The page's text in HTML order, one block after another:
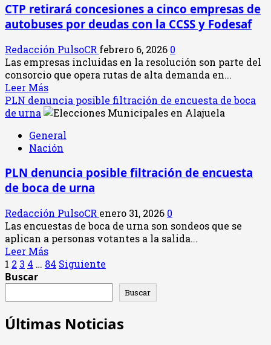
le
hablo”:
Cisneros
marca
distancia
con
José
Miguel
CTP retirará concesiones a cinco empresas de
autobuses por deudas con la CCSS y Fodesaf
Redacción PulsoCR febrero 6, 2026 0
Las empresas incluidas en la resolución son parte del
consorcio que opera rutas de alta demanda en...
Leer MásLeer
más
acerca
CTP
retirará
a
cinco
de
autobuses
por
deudas
con
y
PLN denuncia posible filtración de encuesta de boca
de urna
General
Nación
PLN denuncia posible filtración de encuesta
de boca de urna
Redacción PulsoCR enero 31, 2026 0
Las encuestas de boca de urna son sondeos que se
aplican a personas votantes a la salida...
Leer MásLeer
más
PLN
posible
Paginación
de
entradas
1 2 3 4 … 84 Siguiente
Buscar
Buscar
Últimas Noticias